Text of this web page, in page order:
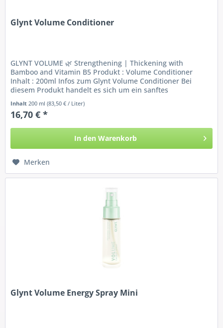
Glynt Volume Conditioner
GLYNT VOLUME 🌿 Strengthening | Thickening with
Bamboo and Vitamin B5 Produkt : Volume Conditioner
Inhalt : 200ml Infos zum Glynt Volume Conditioner Bei
diesem Produkt handelt es sich um ein sanftes
Inhalt 200 ml(83,50 € / Liter)
16,70 € *
In den Warenkorb
Merken
Glynt Volume Energy Spray Mini